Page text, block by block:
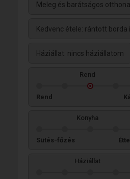
Meleg és barátságos
Kedvenc étele: rántott borda
Háziállat: nincs háziállatom
Rend
Rend
Konyha
Sütés-főzés
Háziállat